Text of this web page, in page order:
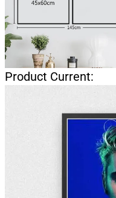
Product Current: